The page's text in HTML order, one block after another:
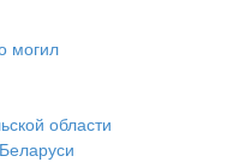
могил
области